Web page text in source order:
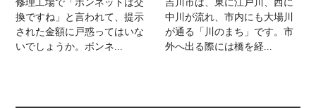
修理工場で「ボンネットは交
換ですね」と言われて、提示
された金額に戸惑ってはいな
いでしょうか。ボンネ...
吉川市は、東に江戸川、西に
中川が流れ、市内にも大場川
が通る「川のまち」です。市
外へ出る際には橋を経...